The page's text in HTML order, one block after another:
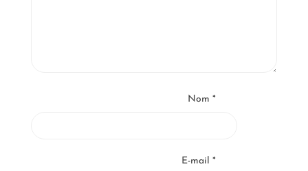
Nom *
E-mail *